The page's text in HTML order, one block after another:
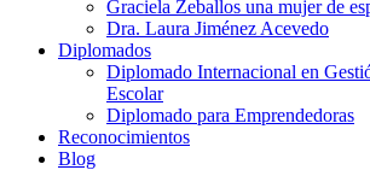
Graciela Zeballos una mujer de
Dra. Laura Jiménez Acevedo
Diplomados
Diplomado Internacional en
Escolar
Diplomado para Emprendedoras
Reconocimientos
Blog